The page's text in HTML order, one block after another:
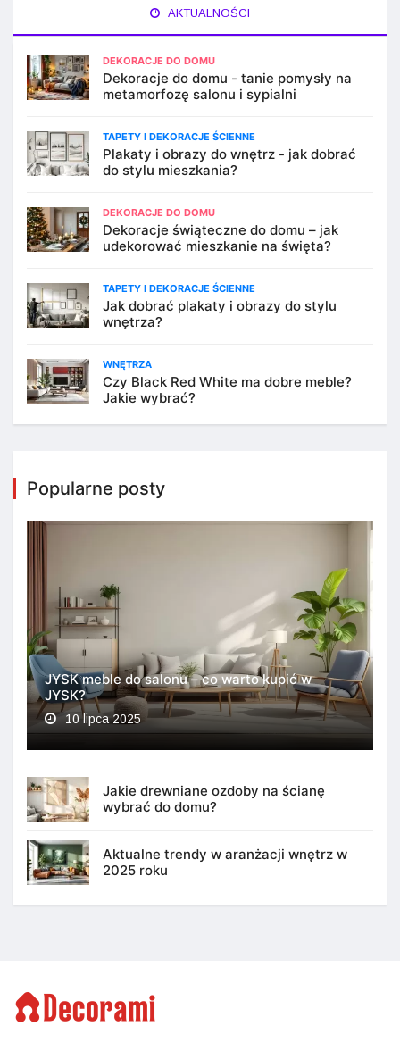
AKTUALNOŚCI
DEKORACJE DO DOMU
Dekoracje do domu - tanie pomysły na
metamorfozę salonu i sypialni
TAPETY I DEKORACJE ŚCIENNE
Plakaty i obrazy do wnętrz - jak dobrać
do stylu mieszkania?
DEKORACJE DO DOMU
Dekoracje świąteczne do domu – jak
udekorować mieszkanie na święta?
TAPETY I DEKORACJE ŚCIENNE
Jak dobrać plakaty i obrazy do stylu
wnętrza?
WNĘTRZA
Czy Black Red White ma dobre meble?
Jakie wybrać?
Popularne posty
JYSK meble do salonu – co warto kupić w
JYSK?
10 lipca 2025
Jakie drewniane ozdoby na ścianę
wybrać do domu?
Aktualne trendy w aranżacji wnętrz w
2025 roku